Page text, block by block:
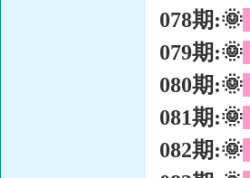
078期:🌞
079期:🌞
080期:🌞
081期:🌞
082期:🌞